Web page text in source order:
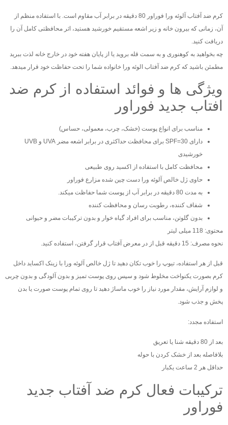
کرم ضد آفتاب آلوئه ورا فوراور 80 دقیقه در برابر آب مقاوم است. با استفاده منظم از
آن، زمانی که بیرون خانه و زیر اشعه مستقیم خورشید هستید، اثر محافظتی کامل آن را
دریافت کنید.
چه بخواهید به کوهنوری و به سمت قله بروید یا از پایان هفته خود در خارج خانه لذت ببرید
مطمئن باشید که کرم ضد آفتاب الوئه ورا خانواده شما را تحت حفاظت خود قرار میدهد.
ویژگی ها و فوائد استفاده از کرم ضد
افتاب جدید فوراور
مناسب برای انواع پوست (خشک، چرب، معمولی، حساس)
دارای SPF=30 برای محافظت حداکثری در برابر اشعه مضر UVA و UVB
خورشیدی
محافظت کامل با استفاده از اکسید روی طبیعی
حاوی ژل خالص آلوئه ورا دست چین شده مزارع فوراور
به مدت 80 دقیقه در برابر آب از پوست شما حفاظت میکند.
شفاف کننده، رطوبت رسان و محافظت کننده
بدون گلوتن، مناسب برای افراد گیاه خوار و بدون ترکیبات مضر و حیوانی
محتوی: 118 میلی لیتر
نحوه مصرف: 15 دقیقه قبل از در معرض آفتاب قرار گرفتن، استفاده کنید.
قبل از هر استفاده، تیوپ را خوب تکان دهید تا ژل خالص آلوئه ورا با زینک اکساید داخل
کرم بصورت یکنواخت مخلوط شود و سپس روی پوست تمیز و بدون آلودگی و بدون چربی
و لوازم آرایش، مقدار مورد نیاز را خوب ماساژ دهید تا روی تمام پوست صورت یا بدن
پخش و جذب شود.
استفاده مجدد:
بعد از 80 دقیقه شنا یا تعریق
بلافاصله بعد از خشک کردن با حوله
حداقل هر 2 ساعت یکبار
ترکیبات فعال کرم ضد آفتاب جدید
فوراور